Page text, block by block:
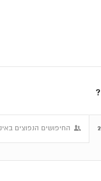
החיפושים הנפוצים